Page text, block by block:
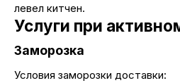
левел китчен.
Услуги при
Заморозка
Условия заморозки доставки: